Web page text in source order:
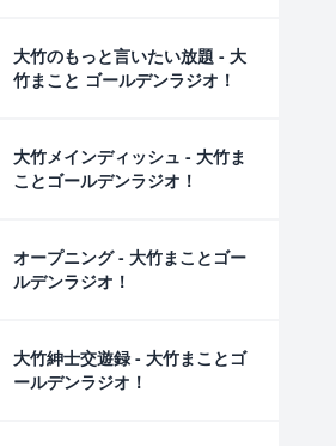
大竹のもっと言いたい放題 - 大
竹まこと ゴールデンラジオ！
大竹メインディッシュ - 大竹ま
ことゴールデンラジオ！
オープニング - 大竹まことゴー
ルデンラジオ！
大竹紳士交遊録 - 大竹まことゴ
ールデンラジオ！